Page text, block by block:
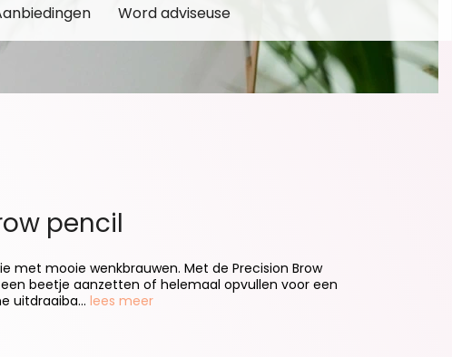
Word adviseuse
pencil
met mooie wenkbrauwen. Met de Precision Brow
beetje aanzetten of helemaal opvullen voor een
uitdraaiba... lees meer